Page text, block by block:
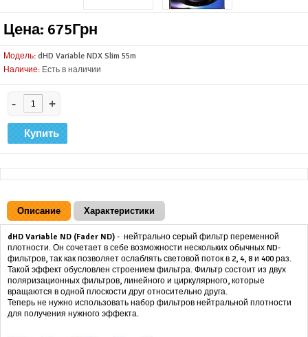
Цена: 675Грн
Модель: dHD Variable NDX Slim 55m
Наличие: Есть в наличии
- +
Описание Характеристики
dHD Variable ND (Fader ND) - нейтрально серый фильтр переменной
плотности. Он сочетает в себе возможности нескольких обычных ND-
фильтров, так как позволяет ослаблять световой поток в 2, 4, 8 и 400 раз.
Такой эффект обусловлен строением фильтра. Фильтр состоит из двух
поляризационных фильтров, линейного и циркулярного, которые
вращаются в одной плоскости друг относительно друга.
Теперь не нужно использовать набор фильтров нейтральной плотности
для получения нужного эффекта.